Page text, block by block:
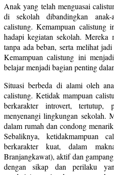
Anak yang telah menguasai
di sekolah dibandingkan
calistung. Kemampuan calistung
hadapi kegiatan sekolah. Mereka
tanpa ada beban, serta melihat
Kemampuan calistung ini
belajar menjadi bagian penting
Situasi berbeda di alami oleh
calistung. Ketidak mampuan
berkarakter introvert, tertutup,
menyenangi lingkungan sekolah.
dalam rumah dan condong
Sebaliknya, ketidakmampuan
berkarakter kuat, dalam
Branjangkawat), aktif dan
dengan sikap dan perilaku